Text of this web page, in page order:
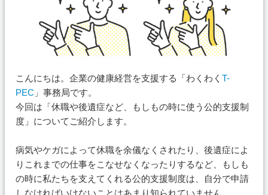
こんにちは。企業の健康経営を支援する「わくわく T-
PEC 」事務局です。
今回は「休職や後遺症など、もしもの時に使う公的支援制
度」についてご紹介します。
病気やケガによって休職を余儀なくされたり、後遺症によ
りこれまでの仕事をこなせなくなったりするなど、もしも
の時に私たちを支えてくれる公的支援制度は、自分で申請
しなければいけないことはあまり知られていません。